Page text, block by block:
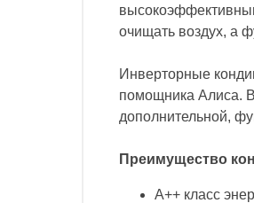
очищать воздух, а
Инверторные
помощника Алиса.
дополнительной,
Преимущество
А++ класс